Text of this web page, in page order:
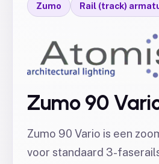
Zumo Rail (track)
Zumo 90
Zumo 90 Vario is een
voor standaard 3-